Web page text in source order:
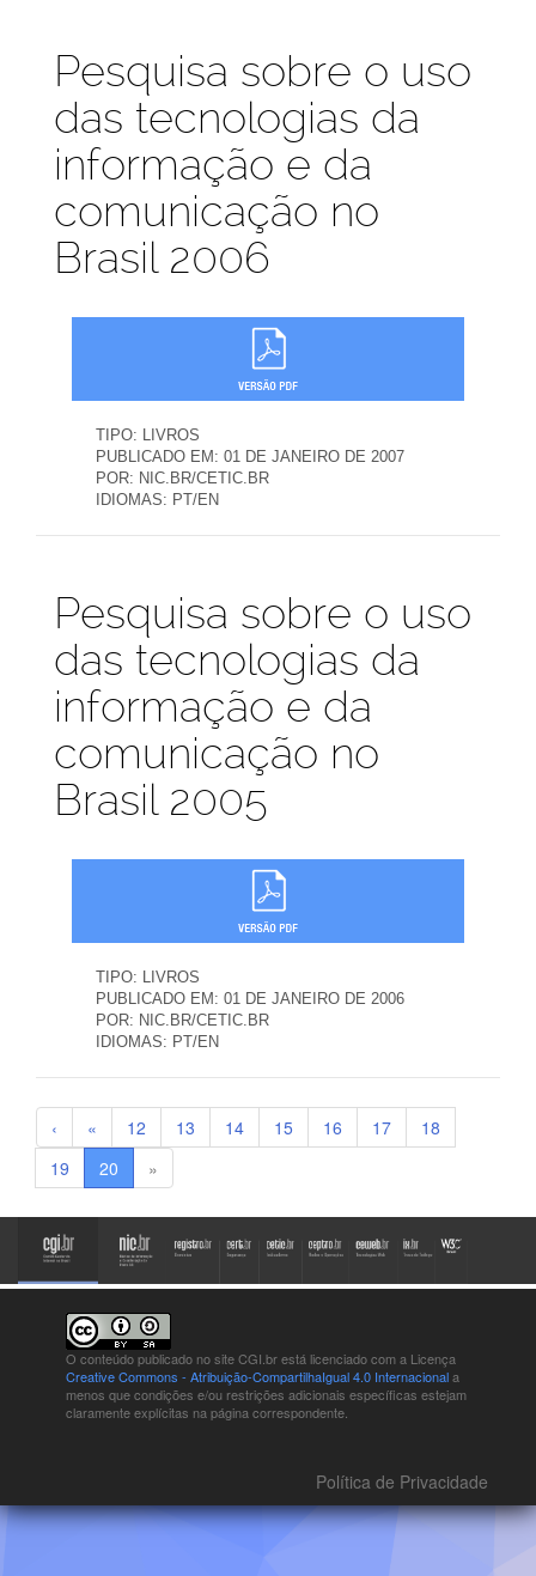
Publicações
Pesquisa sobre o uso
das tecnologias da
informação e da
comunicação no
Brasil 2006
TIPO: LIVROS
PUBLICADO EM: 01 DE JANEIRO DE 2007
POR: NIC.BR/CETIC.BR
IDIOMAS: PT/EN
Publicações
Pesquisa sobre o uso
das tecnologias da
informação e da
comunicação no
Brasil 2005
TIPO: LIVROS
PUBLICADO EM: 01 DE JANEIRO DE 2006
POR: NIC.BR/CETIC.BR
IDIOMAS: PT/EN
‹ « 12 13 14 15 16 17
18
19
20 »
O conteúdo publicado no site CGI.br está licenciado com a Licença
Creative Commons - Atribuição-CompartilhaIgual 4.0 Internacionala
menos que condições e/ou restrições adicionais específicas estejam
claramente explícitas na página correspondente.
Política de Privacidade